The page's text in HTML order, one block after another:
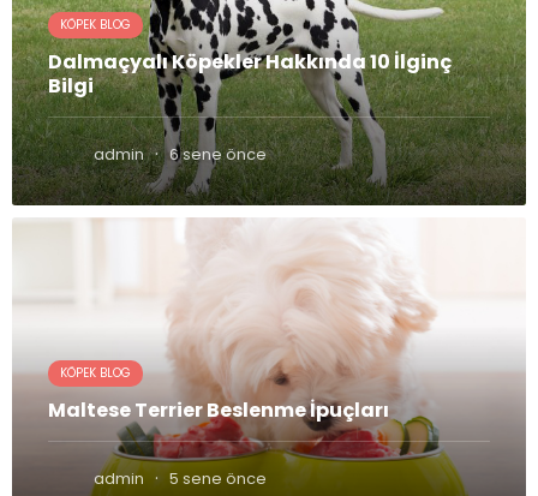
KÖPEK BLOG
Dalmaçyalı Köpekler Hakkında 10 İlginç
Bilgi
admin · 6 sene önce
KÖPEK BLOG
Maltese Terrier Beslenme İpuçları
admin · 5 sene önce